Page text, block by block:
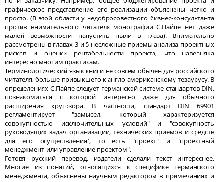
графическое представление его реализации объяснены четко и
просто. (В этой области у недобросовестного бизнес-консультанта
против внимательного читателя монографии С.Пайпе нет даже
малой возможности напустить пыли в глаза). Внимательно
рассмотрены в главах 3 и 5 несложные приемы анализа проектных
рисков и оценки рентабельности проекта, что наверняка
интересно многим практикам.
Терминологический язык книги не совсем обычен для российского
читателя, больше привыкшего к англо-американскому тезаурусу. В
определениях С.Пайпе следует германской системе стандартов DIN,
познакомиться с которой интересно даже для обычного
расширения кругозора. В частности, стандарт DIN 69901
регламентирует "замысел, который характеризуется
совокупностью исключительных условий" и "совокупность
руководящих задач организации, технических приемов и средств
для его осуществления", то есть "проект" и "проектный
менеджмент, или управление проектом".
Готовя русский перевод, издатели сделали текст интереснее.
Многие из понятий, относящихся к специфике германского
менеджмента, объяснены научным редактором в примечаниях и